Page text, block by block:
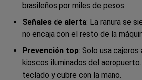
brasileños por miles de pesos.
Señales de alerta: La ranura se
no encaja con el resto de la
Prevención top: Solo usa
kioscos iluminados del
teclado y cubre con la mano.